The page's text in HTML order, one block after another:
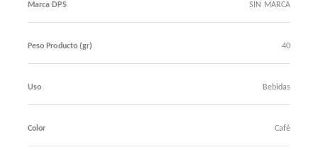
Marca DPS SIN MARCA
Peso Producto (gr) 40
Uso Bebidas
Color Café